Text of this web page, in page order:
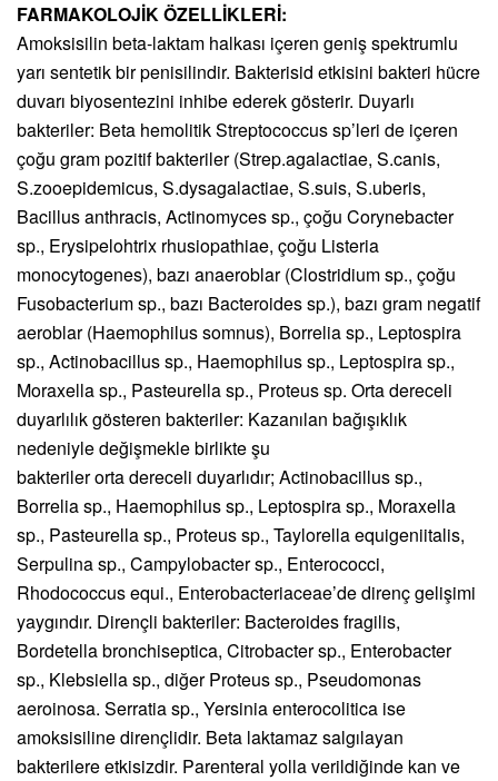
FARMAKOLOJİK ÖZELLİKLERİ:
Amoksisilin beta-laktam halkası içeren geniş spektrumlu
yarı sentetik bir penisilindir. Bakterisid etkisini bakteri hücre
duvarı biyosentezini inhibe ederek gösterir. Duyarlı
bakteriler: Beta hemolitik Streptococcus sp’leri de içeren
çoğu gram pozitif bakteriler (Strep.agalactiae, S.canis,
S.zooepidemicus, S.dysagalactiae, S.suis, S.uberis,
Bacillus anthracis, Actinomyces sp., çoğu Corynebacter
sp., Erysipelohtrix rhusiopathiae, çoğu Listeria
monocytogenes), bazı anaeroblar (Clostridium sp., çoğu
Fusobacterium sp., bazı Bacteroides sp.), bazı gram negatif
aeroblar (Haemophilus somnus), Borrelia sp., Leptospira
sp., Actinobacillus sp., Haemophilus sp., Leptospira sp.,
Moraxella sp., Pasteurella sp., Proteus sp. Orta dereceli
duyarlılık gösteren bakteriler: Kazanılan bağışıklık
nedeniyle değişmekle birlikte şu
bakteriler orta dereceli duyarlıdır; Actinobacillus sp.,
Borrelia sp., Haemophilus sp., Leptospira sp., Moraxella
sp., Pasteurella sp., Proteus sp., Taylorella equigeniitalis,
Serpulina sp., Campylobacter sp., Enterococci,
Rhodococcus equi., Enterobacteriaceae’de direnç gelişimi
yaygındır. Dirençli bakteriler: Bacteroides fragilis,
Bordetella bronchiseptica, Citrobacter sp., Enterobacter
sp., Klebsiella sp., diğer Proteus sp., Pseudomonas
aeroinosa. Serratia sp., Yersinia enterocolitica ise
amoksisiline dirençlidir. Beta laktamaz salgılayan
bakterilere etkisizdir. Parenteral yolla verildiğinde kan ve